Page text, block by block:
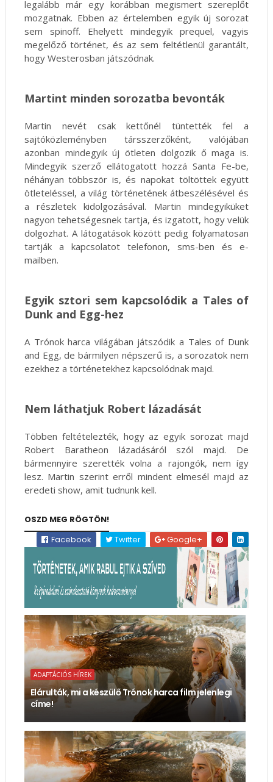
legalább már egy korábban megismert szereplőt
mozgatnak. Ebben az értelemben egyik új sorozat
sem spinoff. Ehelyett mindegyik prequel, vagyis
megelőző történet, és az sem feltétlenül garantált,
hogy Westerosban játszódnak.
Martint minden sorozatba bevonták
Martin nevét csak kettőnél tüntették fel a
sajtóközleményben társszerzőként, valójában
azonban mindegyik új ötleten dolgozik ő maga is.
Mindegyik szerző ellátogatott hozzá Santa Fe-be,
néhányan többször is, és napokat töltöttek együtt
ötleteléssel, a világ történetének átbeszélésével és
a részletek kidolgozásával. Martin mindegyiküket
nagyon tehetségesnek tartja, és izgatott, hogy velük
dolgozhat. A látogatások között pedig folyamatosan
tartják a kapcsolatot telefonon, sms-ben és e-
mailben.
Egyik sztori sem kapcsolódik a Tales of
Dunk and Egg-hez
A Trónok harca világában játszódik a Tales of Dunk
and Egg, de bármilyen népszerű is, a sorozatok nem
ezekhez a történetekhez kapcsolódnak majd.
Nem láthatjuk Robert lázadását
Többen feltételezték, hogy az egyik sorozat majd
Robert Baratheon lázadásáról szól majd. De
bármennyire szerették volna a rajongók, nem így
lesz. Martin szerint erről mindent elmesél majd az
eredeti show, amit tudnunk kell.
OSZD MEG RÖGTÖN!
Facebook
Twitter Google+
ADAPTÁCIÓS HÍREK
Elárulták, mi a készülő Trónok harca film jelenlegi
címe!